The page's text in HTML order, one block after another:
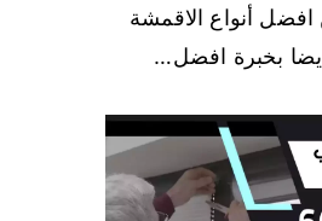
افضل أنواع الاقمشة
بخبرة افضل…